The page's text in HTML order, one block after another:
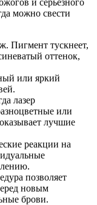
можно свести
Пигмент тускнеет,
оттенок,
или яркий
лазер
или
лучшие
реакции на
позволяет
новым
брови.